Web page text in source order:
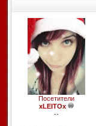
Посетители
xLEITOx
--